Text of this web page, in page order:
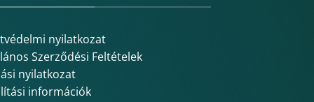
nyilatkozat
Szerződési Feltételek
nyilatkozat
információk